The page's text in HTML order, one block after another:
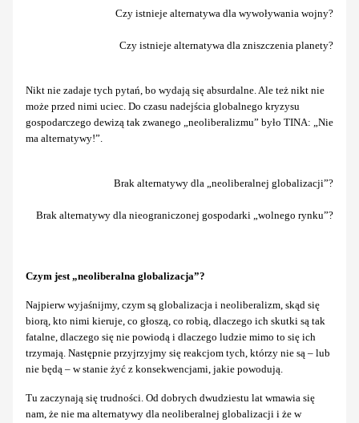
Czy istnieje alternatywa dla wywoływania wojny?
Czy istnieje alternatywa dla zniszczenia planety?
Nikt nie zadaje tych pytań, bo wydają się absurdalne. Ale też nikt nie
może przed nimi uciec. Do czasu nadejścia globalnego kryzysu
gospodarczego dewizą tak zwanego „neoliberalizmu” było TINA: „Nie
ma alternatywy!”.
Brak alternatywy dla „neoliberalnej globalizacji”?
Brak alternatywy dla nieograniczonej gospodarki „wolnego rynku”?
Czym jest „neoliberalna globalizacja”?
Najpierw wyjaśnijmy, czym są globalizacja i neoliberalizm, skąd się
biorą, kto nimi kieruje, co głoszą, co robią, dlaczego ich skutki są tak
fatalne, dlaczego się nie powiodą i dlaczego ludzie mimo to się ich
trzymają. Następnie przyjrzyjmy się reakcjom tych, którzy nie są – lub
nie będą – w stanie żyć z konsekwencjami, jakie powodują.
Tu zaczynają się trudności. Od dobrych dwudziestu lat wmawia się
nam, że nie ma alternatywy dla neoliberalnej globalizacji i że w